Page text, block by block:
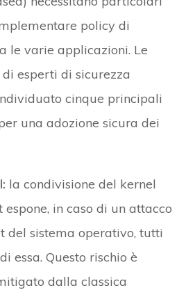
policy di
le varie applicazioni. Le
esperti di sicurezza
cinque principali
una adozione sicura dei
la condivisione del kernel
in caso di un attacco
del sistema operativo, tutti
essa. Questo rischio è
dalla classica